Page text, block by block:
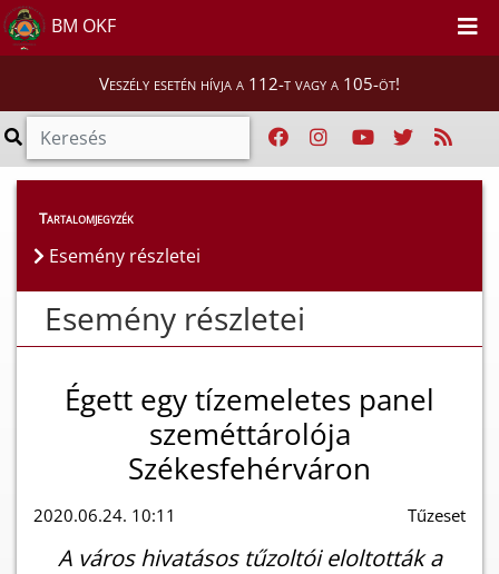
BM OKF
Veszély esetén hívja a 112-t vagy a 105-öt!
Esemény részletei
Tartalomjegyzék
Esemény részletei
Esemény részletei
Égett egy tízemeletes panel
szeméttárolója
Székesfehérváron
2020.06.24. 10:11 Tűzeset
A város hivatásos tűzoltói eloltották a